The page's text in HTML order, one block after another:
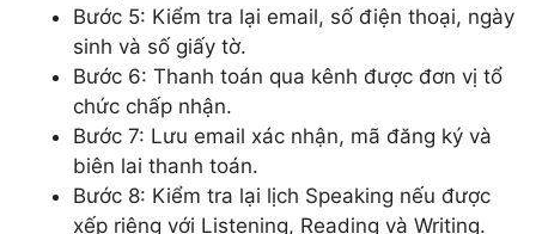
Bước 5: Kiểm tra lại email, số điện thoại, ngày
sinh và số giấy tờ.
Bước 6: Thanh toán qua kênh được đơn vị tổ
chức chấp nhận.
Bước 7: Lưu email xác nhận, mã đăng ký và
biên lai thanh toán.
Bước 8: Kiểm tra lại lịch Speaking nếu được
xếp riêng với Listening, Reading và Writing.